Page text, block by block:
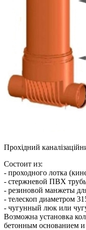
Прохідний
Состоит из:
- проходного лотка
- стержневой ПВХ
- резиновой манжеты
- телескоп диаметром
- чугунный люк или
Возможна установка
бетонным основанием